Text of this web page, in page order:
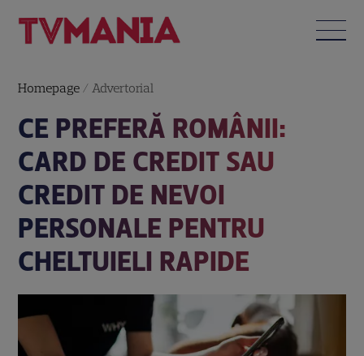
Homepage / Advertorial
CE PREFERĂ ROMÂNII:
CARD DE CREDIT SAU
CREDIT DE NEVOI
PERSONALE PENTRU
CHELTUIELI RAPIDE